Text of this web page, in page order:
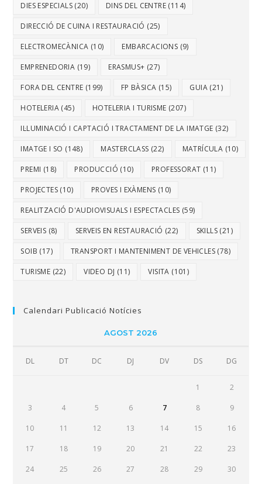
DIES ESPECIALS (20) DINS DEL CENTRE (114)
DIRECCIÓ DE CUINA I RESTAURACIÓ (25)
ELECTROMECÀNICA (10) EMBARCACIONS (9)
EMPRENEDORIA (19) ERASMUS+ (27)
FORA DEL CENTRE (199) FP BÀSICA (15) GUIA (21)
HOTELERIA (45) HOTELERIA I TURISME (207)
IL·LUMINACIÓ I CAPTACIÓ I TRACTAMENT DE LA IMATGE (32)
IMATGE I SO (148) MASTERCLASS (22) MATRÍCULA (10)
PREMI (18) PRODUCCIÓ (10) PROFESSORAT (11)
PROJECTES (10) PROVES I EXÀMENS (10)
REALITZACIÓ D'AUDIOVISUALS I ESPECTACLES (59)
SERVEIS (8) SERVEIS EN RESTAURACIÓ (22) SKILLS (21)
SOIB (17) TRANSPORT I MANTENIMENT DE VEHICLES (78)
TURISME (22) VIDEO DJ (11) VISITA (101)
Calendari Publicació Notícies
AGOST 2026
DL DT DC DJ DV DS DG
1 2
3 4 5 6 7 8 9
10 11 12 13 14 15 16
17 18 19 20 21 22 23
24 25 26 27 28 29 30